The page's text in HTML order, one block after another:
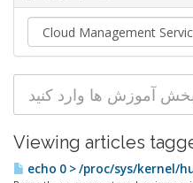
Viewing articles
echo 0 > /proc/sys/kernel/